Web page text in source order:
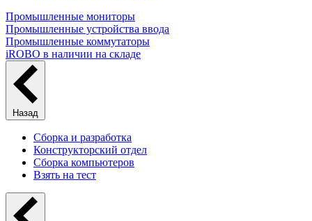
Промышленные мониторы
Промышленные устройства ввода
Промышленные коммутаторы
iROBO в наличии на складе
Назад
Сборка и разработка
Конструкторский отдел
Сборка компьютеров
Взять на тест